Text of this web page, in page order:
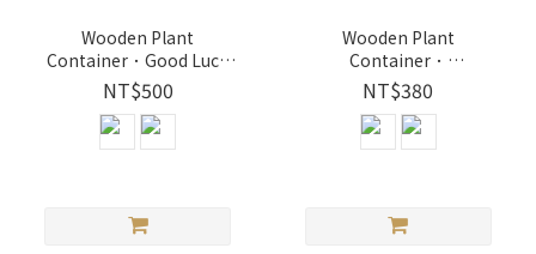
Wooden Plant
Container．Good Luck
Daruma．Wealth
Daruma｜GREENFUL
LIFE
NT$500
Wooden Plant
Container．
Stegosaurus．
Pterodactyl｜
GREENFUL LIFE
NT$380